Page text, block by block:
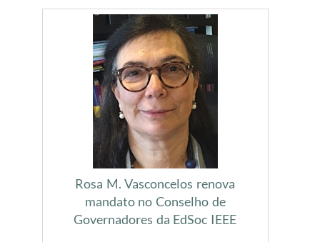
Rosa M. Vasconcelos renova
mandato no Conselho de
Governadores da EdSoc IEEE